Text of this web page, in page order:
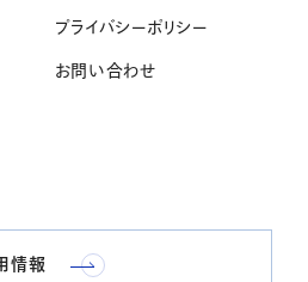
プライバシーポリシー
お問い合わせ
情報